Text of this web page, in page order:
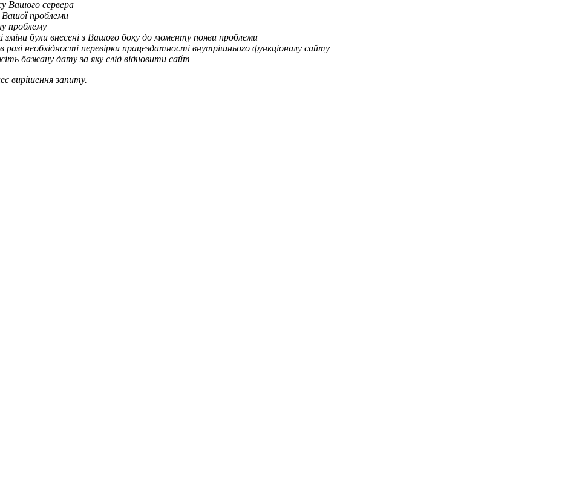
Вашого сервера
Вашої проблеми
проблему
були внесені з Вашого боку до моменту появи проблеми
необхідності перевірки працездатності внутрішнього функціоналу сайту
бажану дату за яку слід відновити сайт
вирішення запиту.